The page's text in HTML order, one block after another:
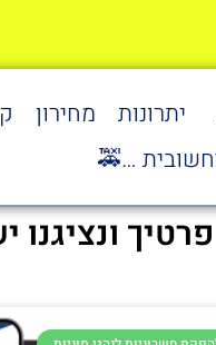
יתרונות מחירון
…🚕
ונציגנו